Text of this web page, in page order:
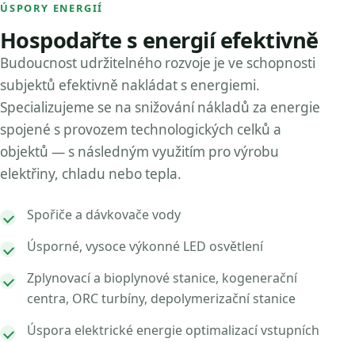
ÚSPORY ENERGIÍ
Hospodařte s energií efektivně
Budoucnost udržitelného rozvoje je ve schopnosti
subjektů efektivně nakládat s energiemi.
Specializujeme se na snižování nákladů za energie
spojené s provozem technologických celků a
objektů — s následným využitím pro výrobu
elektřiny, chladu nebo tepla.
Spořiče a dávkovače vody
Úsporné, vysoce výkonné LED osvětlení
Zplynovací a bioplynové stanice, kogenerační
centra, ORC turbíny, depolymerizační stanice
Úspora elektrické energie optimalizací vstupních